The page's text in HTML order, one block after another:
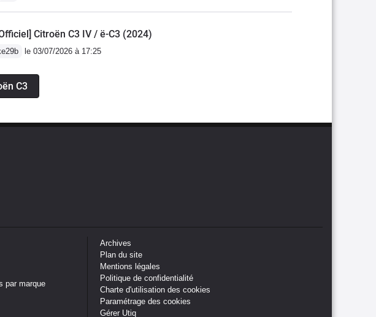
Citroën C3 IV / ë-C3 (2024)
le 03/07/2026 à 17:25
C3
par marque
Archives
Plan du site
Mentions légales
Politique de confidentialité
Charte d'utilisation des cookies
Paramétrage des cookies
Gérer Utiq